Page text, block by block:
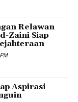
Relawan
Zaini Siap
Aspirasi